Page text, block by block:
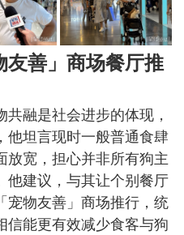
友善」商场餐厅推
融是社会进步的体现，
他坦言现时一般普通食肆
放宽，担心并非所有狗主
他建议，与其让个别餐厅
宠物友善」商场推行，统
信能更有效减少食客与狗